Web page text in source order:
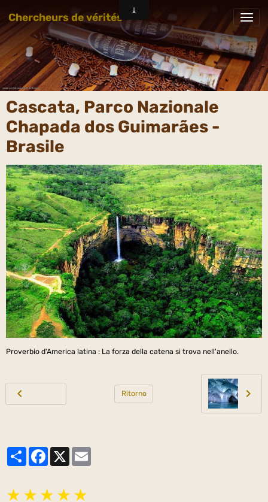
Chercheurs de vérités
Cascata, Parco Nazionale
Chapada dos Guimarães -
Brasile
Proverbio d'America latina : La forza della catena si trova nell'anello.
Ritorno
PartagerFacebook
★ ★ ★ ★ ★